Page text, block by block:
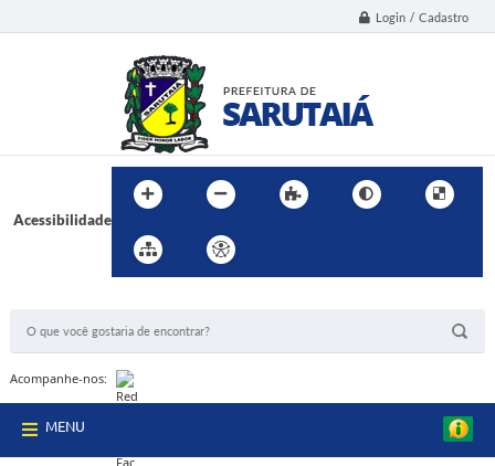
Login / Cadastro
Acessibilidade
Acompanhe-nos:
MENU